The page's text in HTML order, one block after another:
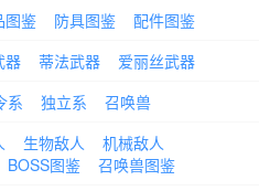
图鉴 防具图鉴 配件图鉴
器 蒂法武器 爱丽丝武器
系 独立系 召唤兽
生物敌人
机械敌人
BOSS图鉴 召唤兽图鉴